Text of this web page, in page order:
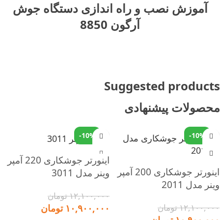
آموزش نصب و راه اندازی دستگاه جوش
آرگون 8850
Suggested products
محصولات پیشنهادی
-10%
اینورتر جوشکاری 200 آمپر
وینر مدل 2011
۱۲,۱۰۰,۰۰۰تومان
-10%
اینورتر جوشکاری 220 آمپر
وینر مدل 3011
۱۲,۱۰۰,۰۰۰تومان
۱۰,۹۰۰,۰۰۰ تومان